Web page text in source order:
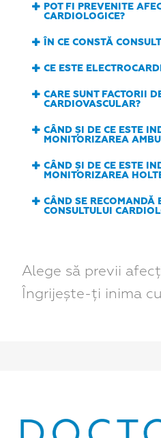
POT FI PREVENITE
CARDIOLOGICE?
ÎN CE CONSTĂ
CE ESTE
CARE SUNT FACTORII
CARDIOVASCULAR?
CÂND ȘI DE CE ESTE
MONITORIZAREA
CÂND ȘI DE CE ESTE
MONITORIZAREA
CÂND SE RECOMANDĂ
CONSULTULUI
Alege să previi
Îngrijește-ți inima